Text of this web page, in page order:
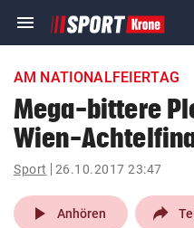
menu Navigation
ein-/ausklappen
account_circle Anmelden
pin_drop
Wien
AM NATIONALFEIERTAG
Mega-bittere
Wien-
Sport 26.10.2017 23:47
play_arrow Anhören